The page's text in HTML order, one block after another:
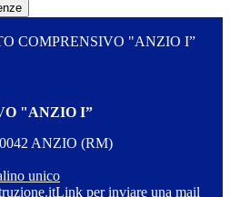
COMPRENSIVO "ANZIO I”
"ANZIO I”
ANZIO (RM)
unico
Link per inviare una mail